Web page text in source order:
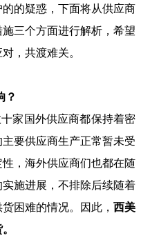
的疑惑，下面将从供应商
三个方面进行解析， 希望
， 共渡难关。
？
家国外供应商都保持着密
要供应商生产正常暂未受
，海外供应商们也都在随
施进展，不排除后续随着
困难的情况。因此， 西美